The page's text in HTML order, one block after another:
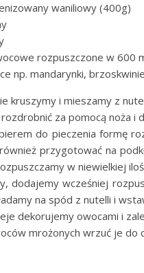
waniliowy (400g)
rozpuszczone w 600
np. mandarynki,
kruszymy i mieszamy z
za pomocą noża i
do pieczenia formę
przygotować na
w niewielkiej
dodajemy wcześniej
na spód z nutelli i
dekorujemy owocami i
mrożonych wrzuć je